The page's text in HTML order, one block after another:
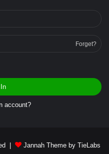
Forget?
account?
| Jannah Theme by TieLabs